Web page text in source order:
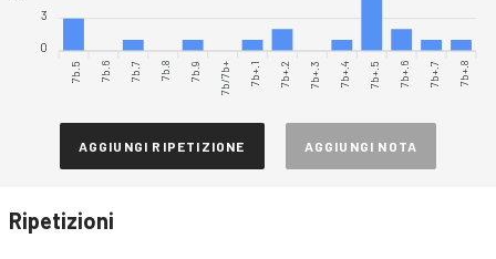
3
0
7b.5 7b.6 7b.7 7b.8 7b.9 7b/7b+ 7b+.1 7b+.2 7b+.3 7b+.4 7b+.5 7b+.6 7b+.7 7b+.8
AGGIUNGI RIPETIZIONE AGGIUNGI NOTA
Ripetizioni